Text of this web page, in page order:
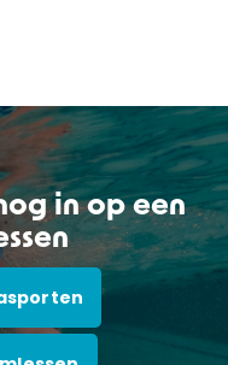
in op een